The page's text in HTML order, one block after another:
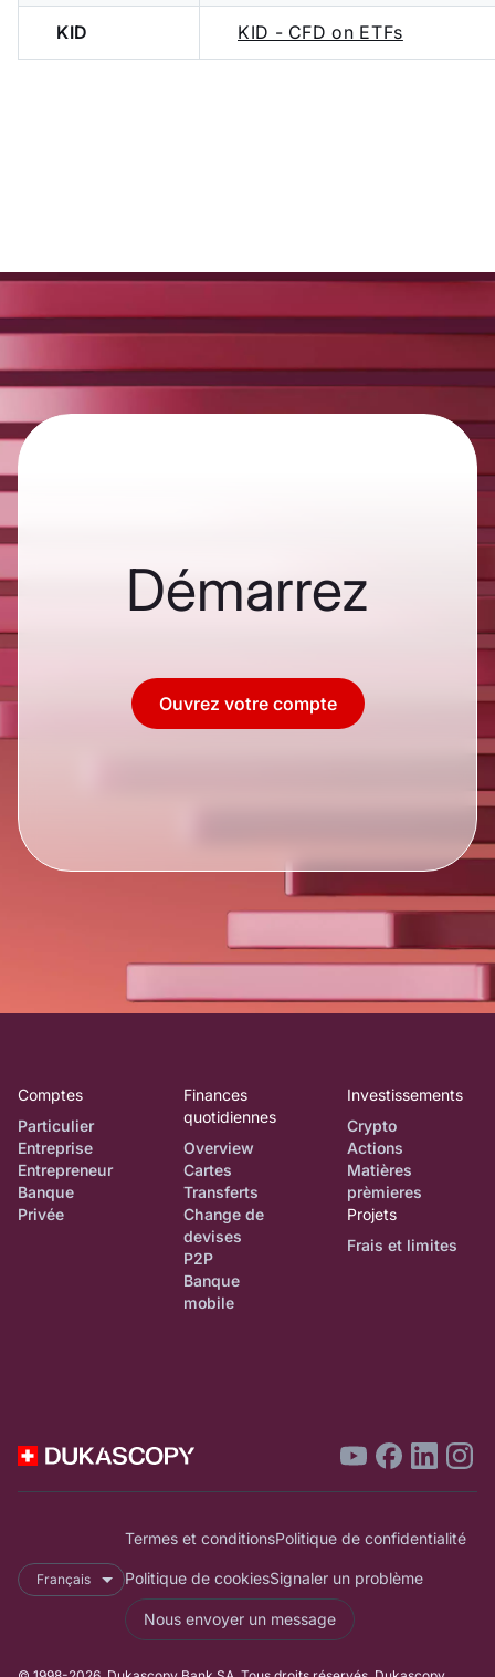
KID KID - CFD on ETFs
Démarrez
Ouvrez votre compte
Comptes
Particulier
Entreprise
Entrepreneur
Banque
Privée
Finances
quotidiennes
Overview
Cartes
Transferts
Change de
devises
P2P
Banque
mobile
Investissements
Crypto
Actions
Matières
prèmieres
Projets
Frais et limites
Français
Termes et conditionsPolitique de confidentialité
Politique de cookiesSignaler un problème
Nous envoyer un message